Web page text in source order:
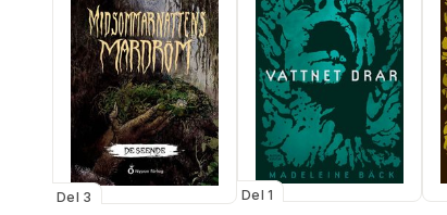
Del 3 Del 1